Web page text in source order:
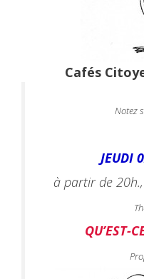
Cafés
Notez
JEUDI
à partir de
QU’EST-